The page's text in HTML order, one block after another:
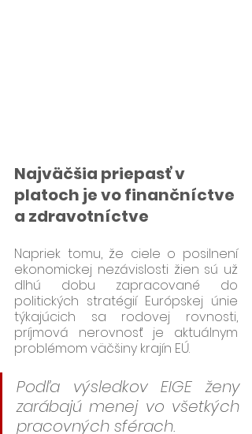
Najväčšia priepasť v
platoch je vo finančníctve
a zdravotníctve
Napriek tomu, že ciele o posilnení
ekonomickej nezávislosti žien sú už
dlhú dobu zapracované do
politických stratégií Európskej únie
týkajúcich sa rodovej rovnosti,
príjmová nerovnosť je aktuálnym
problémom väčšiny krajín EÚ.
Podľa výsledkov EIGE ženy
zarábajú menej vo všetkých
pracovných sférach.